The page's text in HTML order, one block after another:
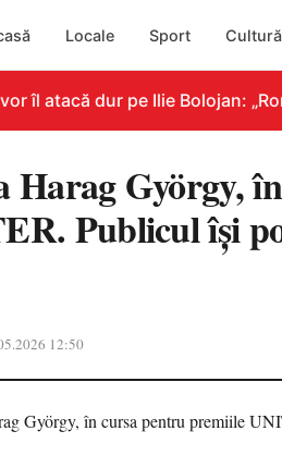
Locale Sport Cultură
îl atacă dur pe Ilie Bolojan:
Harag György,
Publicul își
12:50